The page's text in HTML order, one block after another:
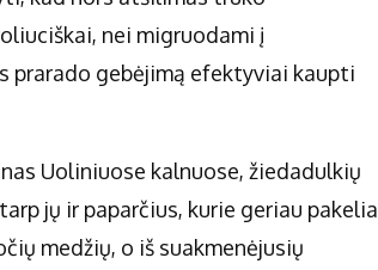
nei migruodami į
gebėjimą efektyviai kaupti
Uoliniuose kalnuose, žiedadulkių
jų ir paparčius, kurie geriau pakelia
medžių, o iš suakmenėjusių